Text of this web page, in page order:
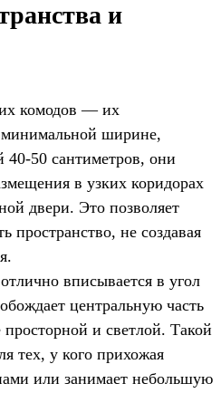
и
комодов — их
минимальной ширине,
50 сантиметров, они
в узких коридорах
двери. Это позволяет
пространство, не создавая
вписывается в угол
центральную часть
и светлой. Такой
тех, у кого прихожая
или занимает небольшую